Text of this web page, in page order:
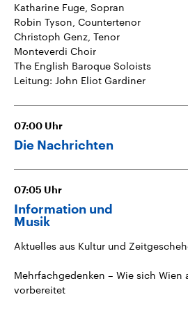
Katharine Fuge, Sopran
Robin Tyson, Countertenor
Christoph Genz, Tenor
Monteverdi Choir
The English Baroque Soloists
Leitung: John Eliot Gardiner
07:00 Uhr
Die Nachrichten
07:05 Uhr
Information und
Musik
Aktuelles aus Kultur und
Mehrfachgedenken – Wie sich Wien
vorbereitet